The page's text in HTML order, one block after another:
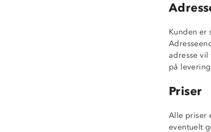
Kunden er
adresse
på
Priser
Alle priser
eventuelt